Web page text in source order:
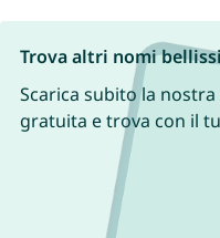
Trova altri nomi
Scarica subito la nostra
gratuita e trova con il